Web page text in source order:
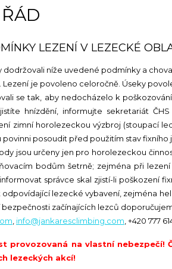
LEZENÍ V LEZECKÉ
dodržovali níže uvedené podmínky a
Lezení je povoleno celoročně. Úseky
se tak, aby nedocházelo k
hnízdění, informujte sekretariát
zimní horolezeckou výzbroj (stoupací
povinni posoudit před použitím stav
jsou určeny jen pro horolezeckou
bodům šetrně; zejména při
správce skal zjistí-li poškození
odpovídající lezecké vybavení, zejména
bezpečnosti začínajících lezců
info@jankaresclimbing.com , +420 777
provozovaná na vlastní nebezpečí!
lezeckých akcí!